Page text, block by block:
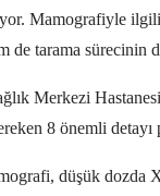
Mamografiyle ilgili
de tarama sürecinin
Merkezi
8 önemli detayı
düşük dozda